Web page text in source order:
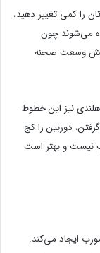
را کمی تغییر دهید،
می‌شوند چون
وسعت صحنه
نیز این خطوط
دوربین را کج
نیست و بهتر است
ایجاد می‌کند.